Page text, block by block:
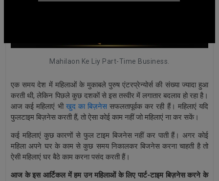
Mahilaon Ke Liy Part-Time Business.
एक समय देश में महिलाओं के मुकाबले पुरुष एंटरप्रेन्योर्स की संख्या ज्यादा हुआ
करती थी, लेकिन पिछले कुछ दशकों से इस तस्वीर में लगातार बदलाव हो रहा है।
आज कई महिलाएं भी खुद का बिज़नेस सफलतापूर्वक कर रही हैं। महिलाएं यदि
फुलटाइम बिज़नेस करती हैं, तो ऐसा कोई काम नहीं जो महिलाएं ना कर सकें।
कई महिलाएं कुछ कारणों से फुल टाइम बिजनेस नहीं कर पाती हैं। अगर कोई
महिला अपने घर के काम से कुछ समय निकालकर बिजनेस करना चाहती है तो
ऐसी महिलाएं घर बैठे काम करना पसंद करती हैं।
आज के इस आर्टिकल में हम उन महिलाओं के लिए पार्ट-टाइम बिज़नेस करने के